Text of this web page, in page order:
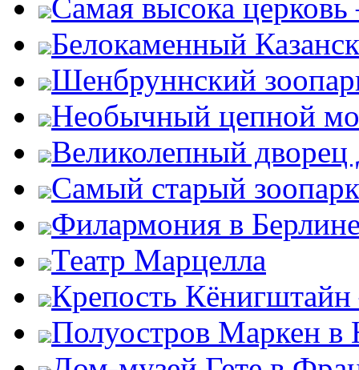
Самая высока
Белокаменный
Шенбруннский
Необычный цепной
Великолепный дворец
Самый старый
Филармония в
Театр Марцелла
Крепость Кёнигштайн
Полуостров Маркен в